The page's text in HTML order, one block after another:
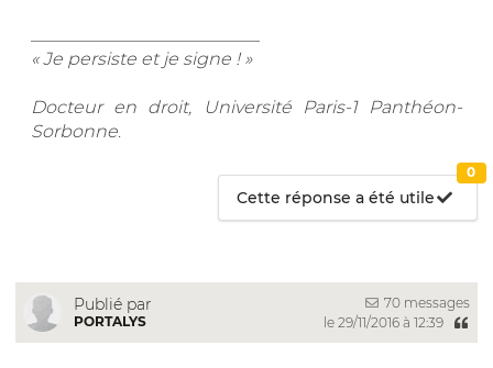
« Je persiste et je signe ! »
Docteur en droit, Université Paris-1 Panthéon-
Sorbonne
Cette réponse a été utile
0
Publié par
PORTALYS
70 messages
le 29/11/2016 à 12:39